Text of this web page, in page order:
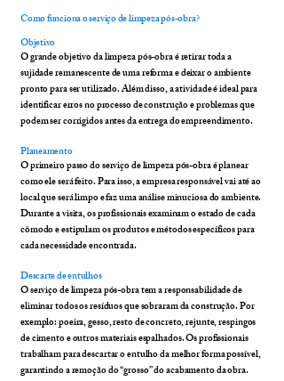
Como funciona o serviço de limpeza pós-obra?
Objetivo
O grande objetivo da limpeza pós-obra é retirar toda a
sujidade remanescente de uma reforma e deixar o ambiente
pronto para ser utilizado. Além disso, a atividade é ideal para
identificar erros no processo de construção e problemas que
podem ser corrigidos antes da entrega do empreendimento.
Planeamento
O primeiro passo do serviço de limpeza pós-obra é planear
como ele será feito. Para isso, a empresa responsável vai até ao
local que será limpo e faz uma análise minuciosa do ambiente.
Durante a visita, os profissionais examinam o estado de cada
cômodo e estipulam os produtos e métodos específicos para
cada necessidade encontrada.
Descarte de entulhos
O serviço de limpeza pós-obra tem a responsabilidade de
eliminar todos os resíduos que sobraram da construção. Por
exemplo: poeira, gesso, resto de concreto, rejunte, respingos
de cimento e outros materiais espalhados. Os profissionais
trabalham para descartar o entulho da melhor forma possível,
garantindo a remoção do “grosso” do acabamento da obra.